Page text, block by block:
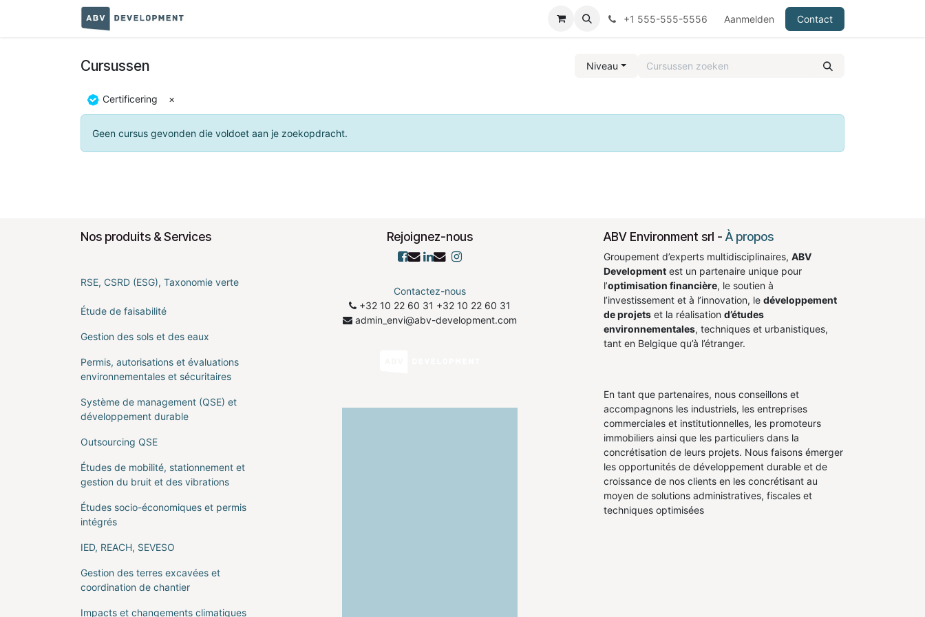
Overslaan naar inhoud
+1 555-555-5556 Aanmelden Contact
Cursussen Niveau
Certificering ×
Geen cursus gevonden die voldoet aan je zoekopdracht.
Nos produits & Services
RSE, CSRD (ESG), Taxonomie verte
Étude de faisabilité
Gestion des sols et des eaux
Permis, autorisations et évaluations
environnementales et sécuritaires
Système de management (QSE) et
développement durable
Outsourcing QSE
Études de mobilité, stationnement et
gestion du bruit et des vibrations
Études socio-économiques et permis
intégrés
IED, REACH, SEVESO
Gestion des terres excavées et
coordination de chantier
Impacts et changements climatiques
Rejoignez-nous
Contactez-nous
+32 10 22 60 31 ​+32 10 22 60 31
admin_envi@abv-development.com
ABV Environment srl - À propos
Groupement d’experts multidisciplinaires, ABV
Development est un partenaire unique pour
l’optimisation financière, le soutien à
l’investissement et à l’innovation, le développement
de projets et la réalisation d’études
environnementales, techniques et urbanistiques,
tant en Belgique qu’à l’étranger.
En tant que partenaires, nous conseillons et
accompagnons les industriels, les entreprises
commerciales et institutionnelles, les promoteurs
immobiliers ainsi que les particuliers dans la
concrétisation de leurs projets. Nous faisons émerger
les opportunités de développement durable et de
croissance de nos clients en les concrétisant au
moyen de solutions administratives, fiscales et
techniques optimisées